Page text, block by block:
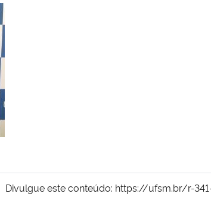
Divulgue este conteúdo: https://ufsm.br/r-